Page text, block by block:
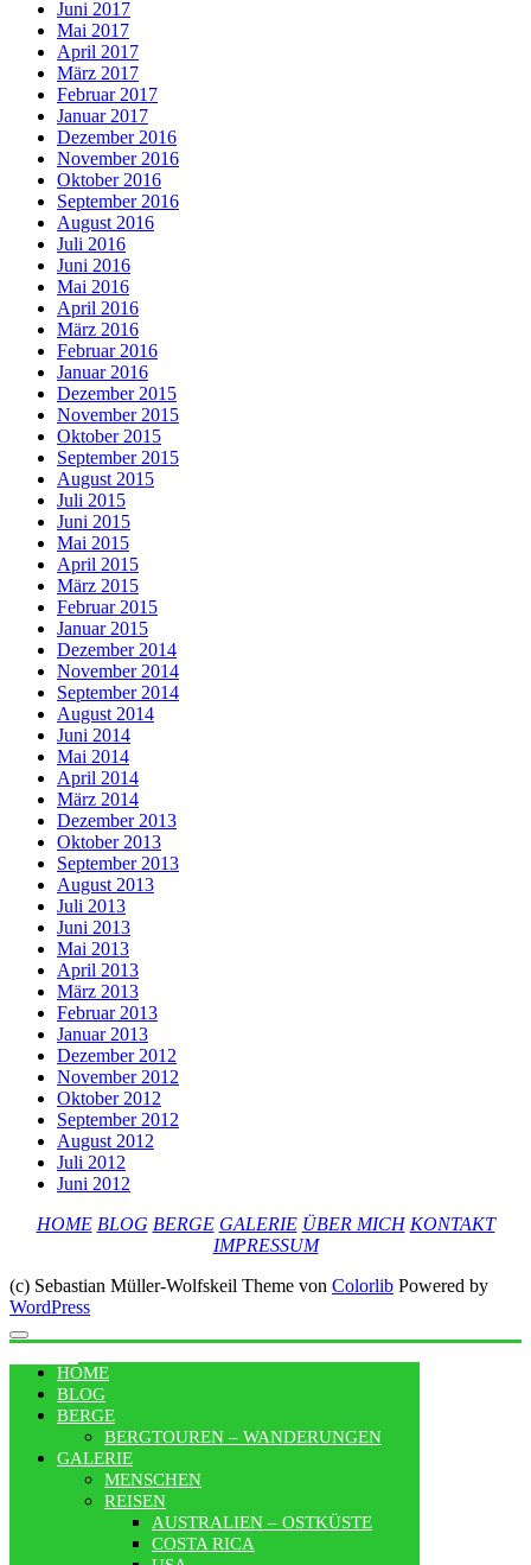
Juni 2017
Mai 2017
April 2017
März 2017
Februar 2017
Januar 2017
Dezember 2016
November 2016
Oktober 2016
September 2016
August 2016
Juli 2016
Juni 2016
Mai 2016
April 2016
März 2016
Februar 2016
Januar 2016
Dezember 2015
November 2015
Oktober 2015
September 2015
August 2015
Juli 2015
Juni 2015
Mai 2015
April 2015
März 2015
Februar 2015
Januar 2015
Dezember 2014
November 2014
September 2014
August 2014
Juni 2014
Mai 2014
April 2014
März 2014
Dezember 2013
Oktober 2013
September 2013
August 2013
Juli 2013
Juni 2013
Mai 2013
April 2013
März 2013
Februar 2013
Januar 2013
Dezember 2012
November 2012
Oktober 2012
September 2012
August 2012
Juli 2012
Juni 2012
HOME BLOG BERGE GALERIE ÜBER MICH KONTAKT
IMPRESSUM
(c) Sebastian Müller-Wolfskeil Theme von Colorlib Powered by
WordPress
HOME
BLOG
BERGE
BERGTOUREN – WANDERUNGEN
GALERIE
MENSCHEN
REISEN
AUSTRALIEN – OSTKÜSTE
COSTA RICA